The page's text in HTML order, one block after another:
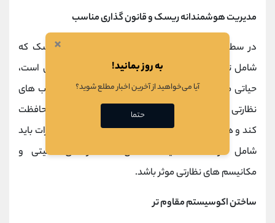
مدیریت هوشمندانه ریسک و قانون گذاری مناسب
در سطح سازمانی، توسعه استراتژی ‌های مدیریت ریسک که
شامل تنوع ‌بخشی دارایی ‌ها و ایجاد ذخایر نقدی کافی است،
حیاتی می ‌باشد. از سوی دیگر، قانون گذاران باید چارچوب ‌های
نظارتی روشنی تعیین کنند که هم از سرمایه ‌گذاران محافظت
کند و هم فضای رشد برای نوآوری را حفظ نماید. این مقررات باید
شامل الزامات شفافیت، حداقل استانداردهای امنیتی و
مکانیسم ‌های نظارتی موثر باشد.
ساختن اکوسیستم مقاوم‌ تر
×
به روز بمانید!
آیا می‌خواهید از آخرین اخبار مطلع شوید؟
حتما